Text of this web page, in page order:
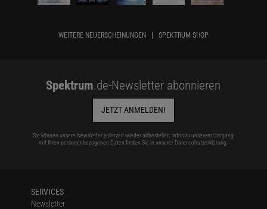
WEITERE NEUERSCHEINUNGEN SPEKTRUM SHOP
Spektrum.de-Newsletter abonnieren
JETZT ANMELDEN!
Sie können unsere Newsletter jederzeit wieder abbestellen. Infos zu unserem Umgang
mit Ihren personenbezogenen Daten finden Sie in unserer Datenschutzerklärung
SERVICES
Newsletter